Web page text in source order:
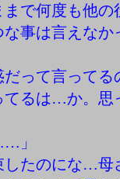
で何度も他の
な事は言えなか
だって言って
てるは…か。
」
したのにな…